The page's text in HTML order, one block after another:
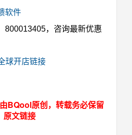
软件
800013405，咨询最新优惠
球开店链接
BQool原创，转载务必保留
原文链接